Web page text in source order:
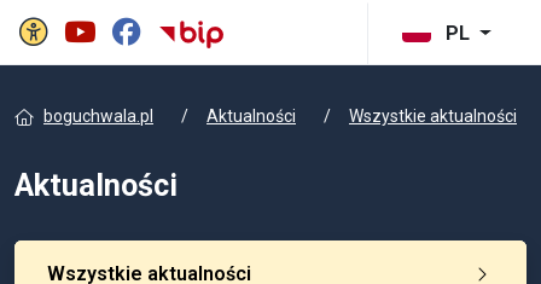
PL
Panel ustawień witrynyBIP Gminy Boguchwała
boguchwala.pl Aktualności Wszystkie aktualności
Aktualności
Wszystkie aktualności